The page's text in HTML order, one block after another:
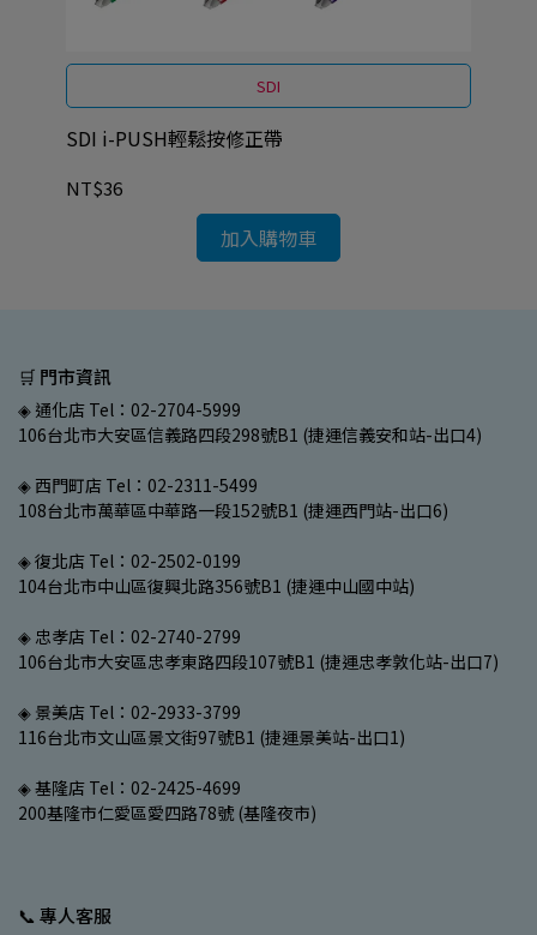
SDI
SDI i-PUSH輕鬆按修正帶
NT$36
加入購物車
🛒 門市資訊
◈ 通化店 Tel：02-2704-5999
106台北市大安區信義路四段298號B1 (捷運信義安和站-出口4)
◈ 西門町店 Tel：02-2311-5499
108台北市萬華區中華路一段152號B1 (捷運西門站-出口6)
◈ 復北店 Tel：02-2502-0199
104台北市中山區復興北路356號B1 (捷運中山國中站)
◈ 忠孝店 Tel：02-2740-2799
106台北市大安區忠孝東路四段107號B1 (捷運忠孝敦化站-出口7)
◈ 景美店 Tel：02-2933-3799
116台北市文山區景文街97號B1 (捷運景美站-出口1)
◈ 基隆店 Tel：02-2425-4699
200基隆市仁愛區愛四路78號 (基隆夜市)
📞 專人客服